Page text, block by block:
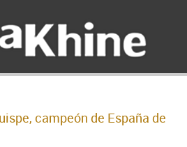
campeón de España de